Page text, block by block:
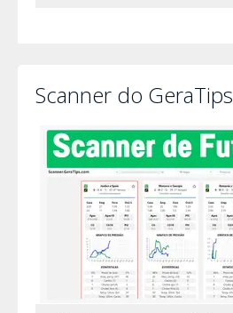
Scanner do GeraTips